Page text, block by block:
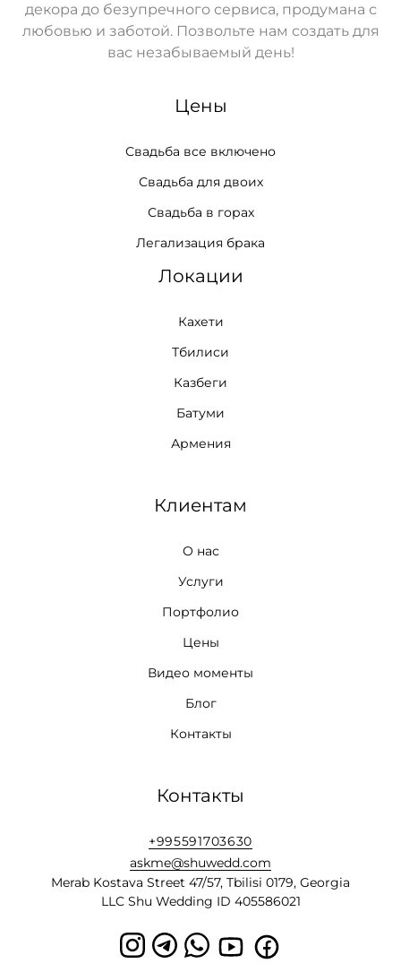
декора до безупречного сервиса, продумана с
любовью и заботой. Позвольте нам создать для
вас незабываемый день!
Цены
Свадьба все включено
Свадьба для двоих
Свадьба в горах
Легализация брака
Локации
Кахети
Тбилиси
Казбеги
Батуми
Армения
Клиентам
О нас
Услуги
Портфолио
Цены
Видео моменты
Блог
Контакты
Контакты
+995591703630
askme@shuwedd.com
Merab Kostava Street 47/57, Tbilisi 0179, Georgia
LLC Shu Wedding ID 405586021